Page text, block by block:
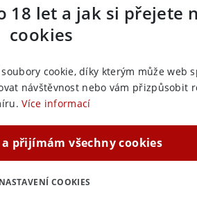
chcete zazářit bez
Další
Výrobce:
Košilky
Košilky
18 let a jak si přejete
cookies
cookie, díky kterým může web
návštěvnost nebo vám přizpůsobit
Více informací
přijímám všechny cookies
NASTAVENÍ COOKIES